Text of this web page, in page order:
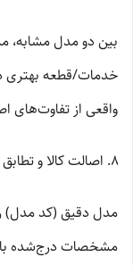
بین دو مدل مشابه،
خدمات/قطعه بهتری
واقعی از تفاوت‌های
اصالت کالا و
مدل دقیق (کد مدل)
مشخصات درج‌شده